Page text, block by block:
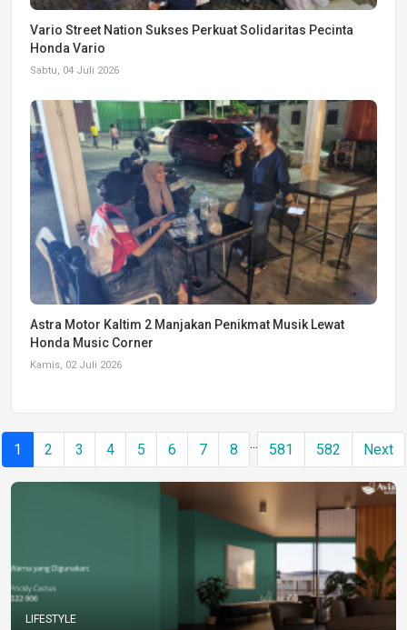
Vario Street Nation Sukses Perkuat Solidaritas Pecinta
Honda Vario
Sabtu, 04 Juli 2026
Astra Motor Kaltim 2 Manjakan Penikmat Musik Lewat
Honda Music Corner
Kamis, 02 Juli 2026
1 2 3 4 5 6 7 8 ... 581 582 Next
LIFESTYLE